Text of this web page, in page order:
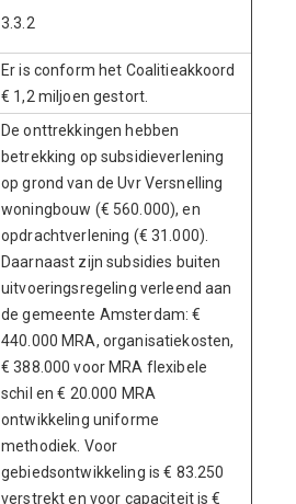
3.3.2
Er is conform het Coalitieakkoord
€ 1,2 miljoen gestort.
De onttrekkingen hebben
betrekking op subsidieverlening
op grond van de Uvr Versnelling
woningbouw (€ 560.000), en
opdrachtverlening (€ 31.000).
Daarnaast zijn subsidies buiten
uitvoeringsregeling verleend aan
de gemeente Amsterdam: €
440.000 MRA, organisatiekosten,
€ 388.000 voor MRA flexibele
schil en € 20.000 MRA
ontwikkeling uniforme
methodiek. Voor
gebiedsontwikkeling is € 83.250
verstrekt en voor capaciteit is €